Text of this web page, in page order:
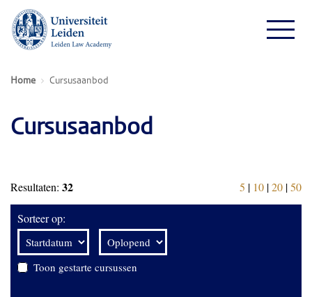
Home Cursusaanbod
Cursusaanbod
Resultaten: 32 5 | 10 |20 |50
Sorteer op:
Toon gestarte cursussen